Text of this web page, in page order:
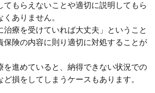
てもらえないことや適切に説明してもら
ありません。
治療を受けていれば⼤丈夫」ということ
保険の内容に則り適切に対処することが
を進めていると、納得できない状況での
損をしてしまうケースもあります。